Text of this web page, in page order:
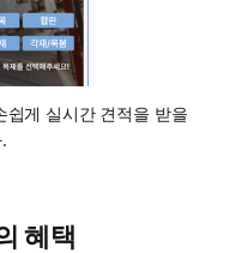
쉽게 실시간 견적을 받을
혜택